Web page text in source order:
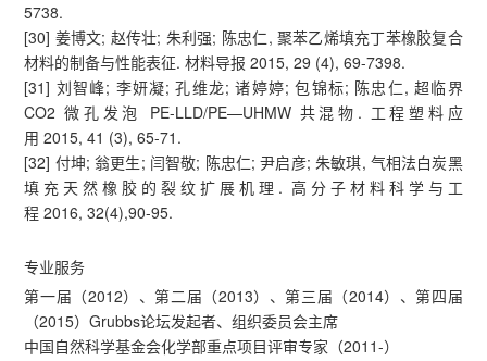
5738.
[30] 姜博文; 赵传壮; 朱利强; 陈忠仁, 聚苯乙烯填充丁苯橡胶复合
材料的制备与性能表征. 材料导报 2015, 29 (4), 69-7398.
[31] 刘智峰; 李妍凝; 孔维龙; 诸婷婷; 包锦标; 陈忠仁, 超临界
CO2 微孔发泡 PE-LLD/PE—UHMW 共混物. 工程塑料应
用 2015, 41 (3), 65-71.
[32] 付坤; 翁更生; 闫智敬; 陈忠仁; 尹启彦; 朱敏琪, 气相法白炭黑
填充天然橡胶的裂纹扩展机理. 高分子材料科学与工
程 2016, 32(4),90-95.
专业服务
第一届（2012）、第二届（2013）、第三届（2014）、第四届
（2015）Grubbs论坛发起者、组织委员会主席
中国自然科学基金会化学部重点项目评审专家（2011-）